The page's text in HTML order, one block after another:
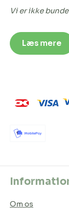
Vi er ikke
Læs mere
Om os